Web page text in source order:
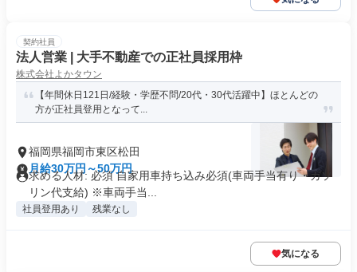
契約社員
法人営業 | 大手不動産での正社員採用枠
株式会社よかタウン
【年間休日121日/経験・学歴不問/20代・30代活躍中】ほとんどの
方が正社員登用となって...
福岡県福岡市東区松田
月給30万円～50万円
求める人材: 必須 自家用車持ち込み必須(車両手当有り・ガソ
リン代支給) ※車両手当...
社員登用あり 残業なし
気になる